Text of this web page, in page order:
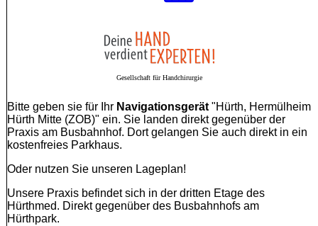
Gesellschaft für Handchirurgie
Bitte geben sie für Ihr Navigationsgerät "Hürth, Hermülheim
Hürth Mitte (ZOB)" ein. Sie landen direkt gegenüber der
Praxis am Busbahnhof. Dort gelangen Sie auch direkt in ein
kostenfreies Parkhaus.
Oder nutzen Sie unseren Lageplan!
Unsere Praxis befindet sich in der dritten Etage des
Hürthmed. Direkt gegenüber des Busbahnhofs am
Hürthpark.